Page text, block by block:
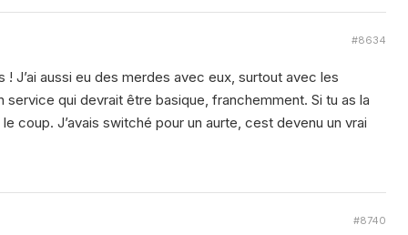
#8634
J’ai aussi eu des merdes avec eux, surtout avec les
qui devrait être basique, franchemment. Si tu as la
coup. J’avais switché pour un aurte, cest devenu un vrai
#8740